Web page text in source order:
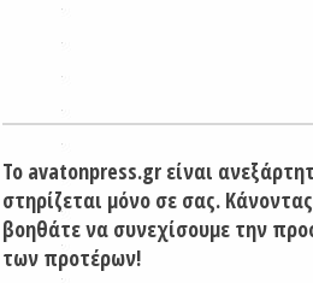
Το avatonpress.gr είναι
στηρίζεται μόνο σε σας.
βοηθάτε να συνεχίσουμε την
των προτέρων!